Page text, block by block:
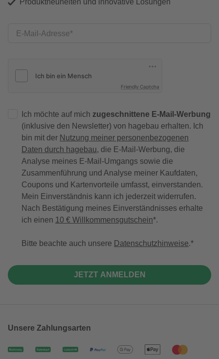
E-Mail-Adresse
Friendly Captcha
Ich möchte auf mich zugeschnittene E-Mail-Werbung
(inklusive den Newsletter) von hagebau erhalten. Ich
bin mit der Nutzung meiner personenbezogenen
Daten durch hagebau, die E-Mail-Werbung, die
Analyse meines E-Mail-Umgangs sowie die
Zusammenführung und Analyse meiner Kaufdaten,
Coupons und Kartenvorteile umfasst, einverstanden.
Mein Einverständnis kann ich jederzeit widerrufen.
Nach Bestätigung meines Einverständnisses erhalte
ich einen 10 € Willkommensgutschein*.
Bitte beachte auch unsere Datenschutzhinweise.
JETZT ANMELDEN
Unsere Zahlungsarten